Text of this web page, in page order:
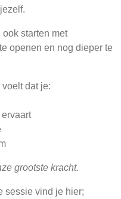
starten met
openen en nog dieper te
dat je:
grootste kracht.
sessie vind je hier;